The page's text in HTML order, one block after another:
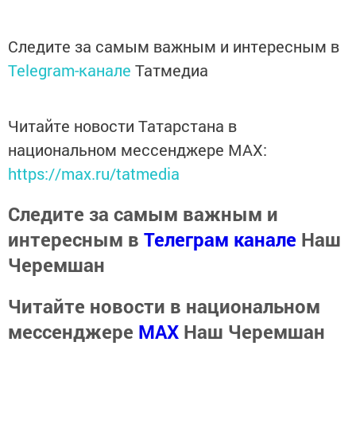
Следите за самым важным и интересным в
Telegram-канале Татмедиа
Читайте новости Татарстана в
национальном мессенджере MАХ:
https://max.ru/tatmedia
Следите за самым важным и
интересным в Телеграм канале Наш
Черемшан
Читайте новости в национальном
мессенджере MАХ Наш Черемшан